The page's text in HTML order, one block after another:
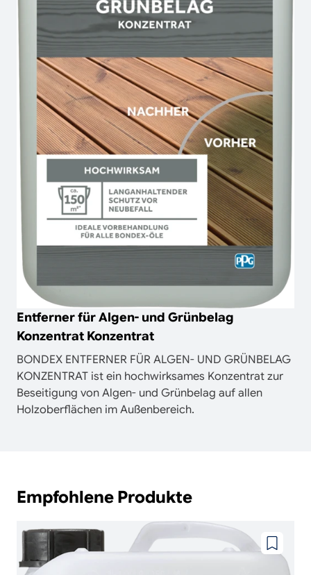
Entferner für Algen- und Grünbelag
Konzentrat Konzentrat
BONDEX ENTFERNER FÜR ALGEN- UND GRÜNBELAG
KONZENTRAT ist ein hochwirksames Konzentrat zur
Beseitigung von Algen- und Grünbelag auf allen
Holzoberflächen im Außenbereich.
Empfohlene Produkte
Zu